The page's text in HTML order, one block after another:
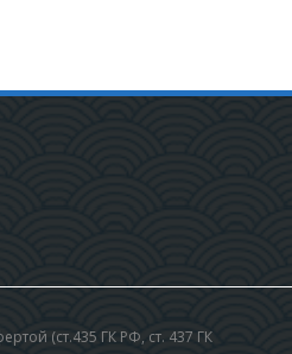
(ст.435 ГК РФ, cт. 437 ГК